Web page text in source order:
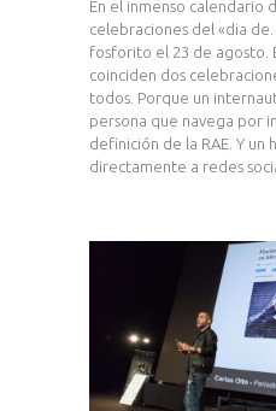
En el inmenso calendario
celebraciones del «dia
fosforito el 23 de agosto.
coinciden dos
todos. Porque un
persona que navega por
definición de la RAE. Y un
directamente a redes